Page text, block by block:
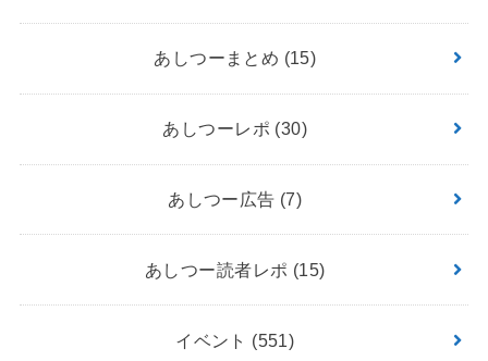
あしつーまとめ (15)
あしつーレポ (30)
あしつー広告 (7)
あしつー読者レポ (15)
イベント (551)